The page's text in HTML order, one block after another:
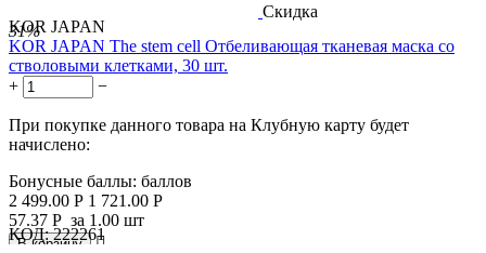
Скидка
31%
KOR JAPAN
KOR JAPAN The stem cell Отбеливающая тканевая маска со
стволовыми клетками, 30 шт.
+
−
При покупке данного товара на Клубную карту будет
начислено:
Бонусные баллы: баллов
2 499.00 Р 1 721.00 Р
57.37 Р за 1.00 шт
В корзину

КОД: 222261